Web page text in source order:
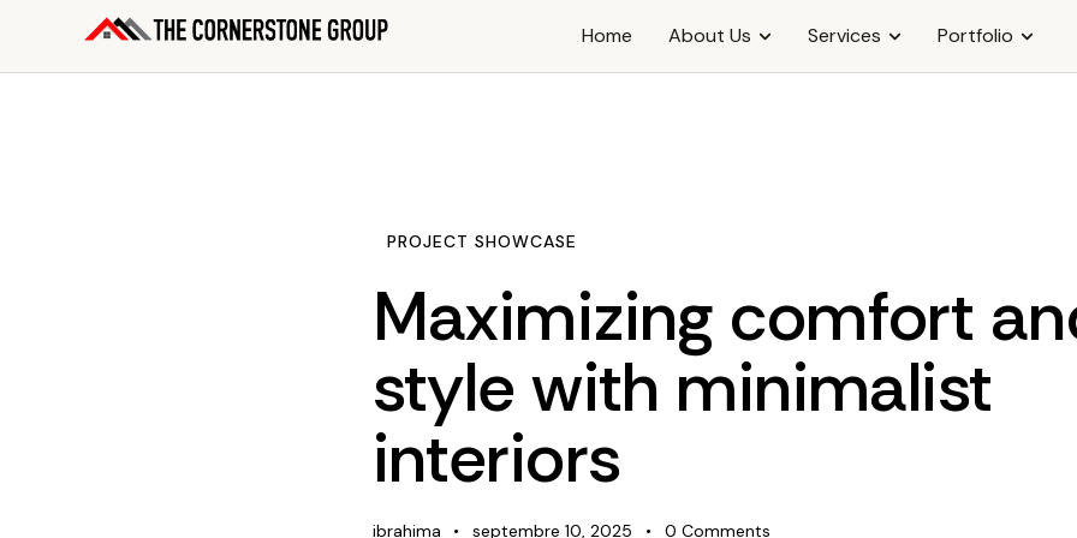
Home About Us Services Portfolio
PROJECT SHOWCASE
Maximizing comfort
style with minimalist
interiors
ibrahima septembre 10, 2025 0 Comments